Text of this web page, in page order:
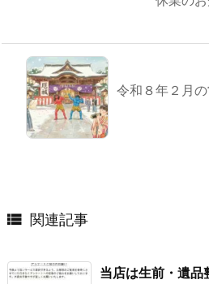
令和８年２月
 関連記事
当店は生前・遺品